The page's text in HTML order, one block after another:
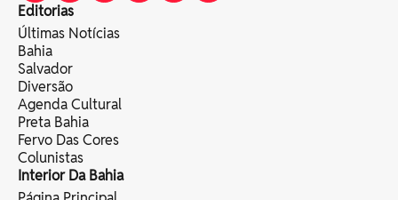
Editorias
Últimas Notícias
Bahia
Salvador
Diversão
Agenda Cultural
Preta Bahia
Fervo Das Cores
Colunistas
Interior Da Bahia